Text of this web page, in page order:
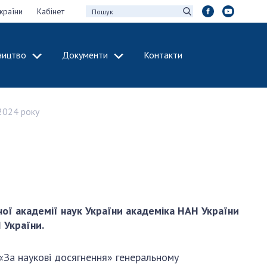
Кабінет
Документи Контакти
НАН України
установах
СПІВРОБІТНИЦТВО
конкурси
Нормативні акти
року
академії наук України академіка НАН України
України.
наукові досягнення» генеральному